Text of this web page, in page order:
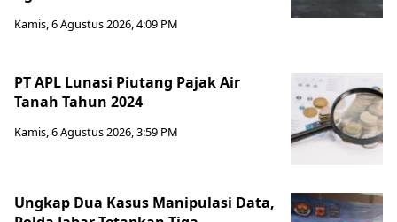
Kamis, 6 Agustus 2026, 4:09 PM
PT APL Lunasi Piutang Pajak Air
Tanah Tahun 2024
Kamis, 6 Agustus 2026, 3:59 PM
Ungkap Dua Kasus Manipulasi Data,